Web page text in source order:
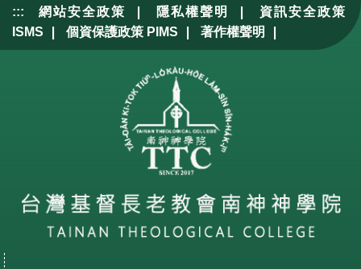
::: 網站安全政策 | 隱私權聲明 |
資訊安全政策
ISMS
| 個資保護政策 PIMS | 著作權聲明 |